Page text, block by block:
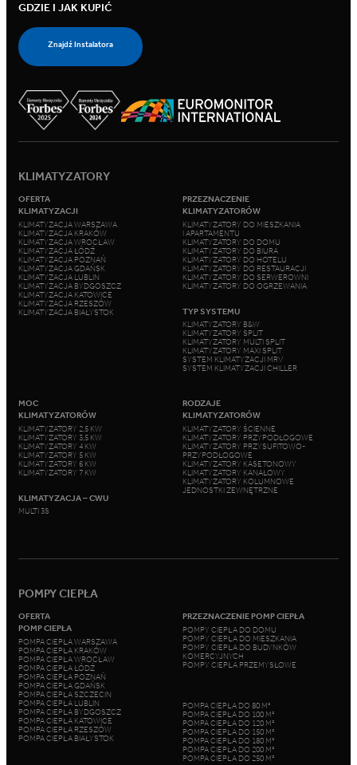
GDZIE I JAK KUPIĆ
Znajdź Instalatora
KLIMATYZATORY
OFERTA
KLIMATYZACJI
KLIMATYZACJA WARSZAWA
KLIMATYZACJA KRAKÓW
KLIMATYZACJA WROCŁAW
KLIMATYZACJA ŁÓDŹ
KLIMATYZACJA POZNAŃ
KLIMATYZACJA GDAŃSK
KLIMATYZACJA LUBLIN
KLIMATYZACJA BYDGOSZCZ
KLIMATYZACJA KATOWICE
KLIMATYZACJA RZESZÓW
KLIMATYZACJA BIAŁYSTOK
PRZEZNACZENIE
KLIMATYZATORÓW
KLIMATYZATORY DO MIESZKANIA
I APARTAMENTU
KLIMATYZATORY DO DOMU
KLIMATYZATORY DO BIURA
KLIMATYZATORY DO HOTELU
KLIMATYZATORY DO RESTAURACJI
KLIMATYZATORY DO SERWEROWNI
KLIMATYZATORY DO OGRZEWANIA
TYP SYSTEMU
KLIMATYZATORY B&W
KLIMATYZATORY SPLIT
KLIMATYZATORY MULTI SPLIT
KLIMATYZATORY MAXI SPLIT
SYSTEM KLIMATYZACJI MRV
SYSTEM KLIMATYZACJI CHILLER
MOC
KLIMATYZATORÓW
KLIMATYZATORY 2,5 KW
KLIMATYZATORY 3,5 KW
KLIMATYZATORY 4 KW
KLIMATYZATORY 5 KW
KLIMATYZATORY 6 KW
KLIMATYZATORY 7 KW
KLIMATYZACJA – CWU
MULTI 3S
RODZAJE
KLIMATYZATORÓW
KLIMATYZATORY ŚCIENNE
KLIMATYZATORY PRZYPODŁOGOWE
KLIMATYZATORY PRZYSUFITOWO-
PRZYPODŁOGOWE
KLIMATYZATORY KASETONOWY
KLIMATYZATORY KANAŁOWY
KLIMATYZATORY KOLUMNOWE
JEDNOSTKI ZEWNĘTRZNE
POMPY CIEPŁA
OFERTA
POMP CIEPŁA
POMPA CIEPŁA WARSZAWA
POMPA CIEPŁA KRAKÓW
POMPA CIEPŁA WROCŁAW
POMPA CIEPŁA ŁÓDŹ
POMPA CIEPŁA POZNAŃ
POMPA CIEPŁA GDAŃSK
POMPA CIEPŁA SZCZECIN
POMPA CIEPŁA LUBLIN
POMPA CIEPŁA BYDGOSZCZ
POMPA CIEPŁA KATOWICE
POMPA CIEPŁA RZESZÓW
POMPA CIEPŁA BIAŁYSTOK
PRZEZNACZENIE POMP CIEPŁA
POMPY CIEPŁA DO DOMU
POMPY CIEPŁA DO MIESZKANIA
POMPY CIEPŁA DO BUDYNKÓW
KOMERCYJNYCH
POMPY CIEPŁA PRZEMYSŁOWE
POMPA CIEPŁA DO 80 M²
POMPA CIEPŁA DO 100 M²
POMPA CIEPŁA DO 120 M²
POMPA CIEPŁA DO 150 M²
POMPA CIEPŁA DO 180 M²
POMPA CIEPŁA DO 200 M²
POMPA CIEPŁA DO 250 M²